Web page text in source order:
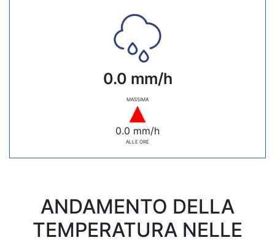
0.0 mm/h
MASSIMA
0.0 mm/h
ALLE ORE
ANDAMENTO DELLA
TEMPERATURA NELLE